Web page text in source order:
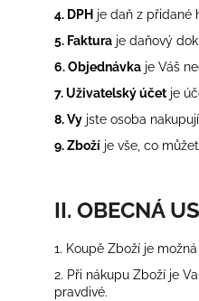
4. DPH je daň z přidané
5. Faktura je daňový
6. Objednávka je Váš
7. Uživatelský účet je
8. Vy jste osoba
9. Zboží je vše, co
II. OBECNÁ
1. Koupě Zboží je
2. Při nákupu Zboží je
pravdivé.